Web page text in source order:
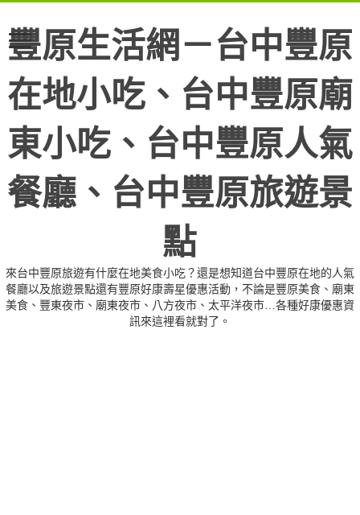
豐原生活網－台中豐原
在地小吃、台中豐原廟
東小吃、台中豐原人氣
餐廳、台中豐原旅遊景
點
來台中豐原旅遊有什麼在地美食小吃？還是想知道台中豐原在地的人氣
餐廳以及旅遊景點還有豐原好康壽星優惠活動，不論是豐原美食、廟東
美食、豐東夜市、廟東夜市、八方夜市、太平洋夜市…各種好康優惠資
訊來這裡看就對了。